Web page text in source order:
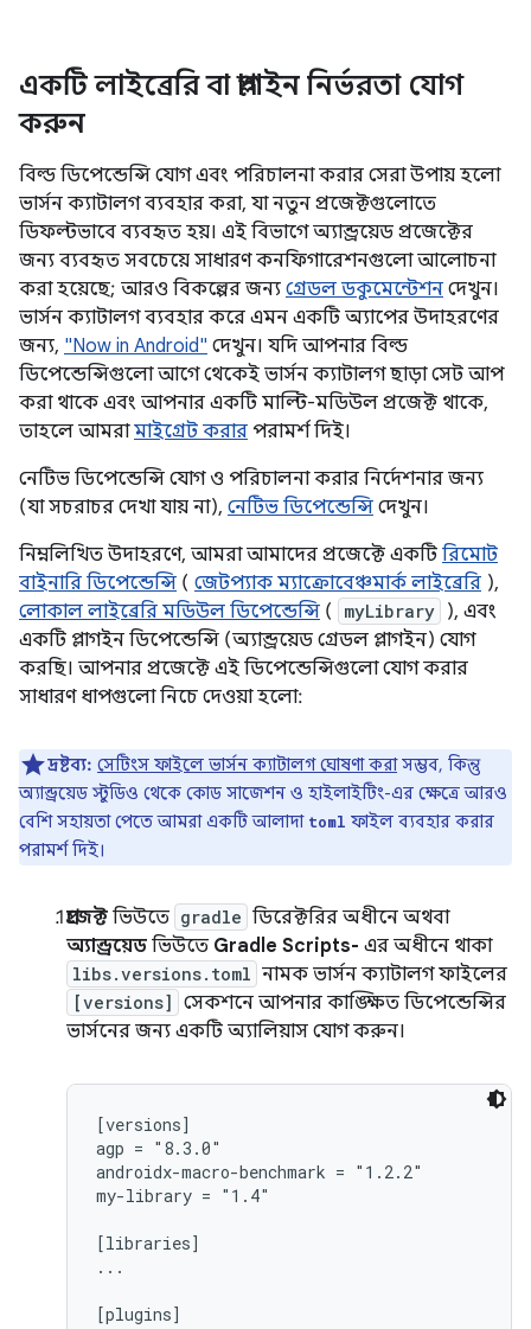
একটি লাইব্রেরি বা প্লাগইন নির্ভরতা যোগ
করুন
বিল্ড ডিপেন্ডেন্সি যোগ এবং পরিচালনা করার সেরা উপায় হলো
ভার্সন ক্যাটালগ ব্যবহার করা, যা নতুন প্রজেক্টগুলোতে
ডিফল্টভাবে ব্যবহৃত হয়। এই বিভাগে অ্যান্ড্রয়েড প্রজেক্টের
জন্য ব্যবহৃত সবচেয়ে সাধারণ কনফিগারেশনগুলো আলোচনা
করা হয়েছে; আরও বিকল্পের জন্য গ্রেডল ডকুমেন্টেশন দেখুন।
ভার্সন ক্যাটালগ ব্যবহার করে এমন একটি অ্যাপের উদাহরণের
জন্য, "Now in Android" দেখুন। যদি আপনার বিল্ড
ডিপেন্ডেন্সিগুলো আগে থেকেই ভার্সন ক্যাটালগ ছাড়া সেট আপ
করা থাকে এবং আপনার একটি মাল্টি-মডিউল প্রজেক্ট থাকে,
তাহলে আমরামাইগ্রেট করার পরামর্শ দিই।
নেটিভ ডিপেন্ডেন্সি যোগ ও পরিচালনা করার নির্দেশনার জন্য
(যা সচরাচর দেখা যায় না), নেটিভ ডিপেন্ডেন্সি দেখুন।
নিম্নলিখিত উদাহরণে, আমরা আমাদের প্রজেক্টে একটি রিমোট
বাইনারি ডিপেন্ডেন্সি ( জেটপ্যাক ম্যাক্রোবেঞ্চমার্ক লাইব্রেরি ),
লোকাল লাইব্রেরি মডিউল ডিপেন্ডেন্সি ( myLibrary ), এবং
একটি প্লাগইন ডিপেন্ডেন্সি (অ্যান্ড্রয়েড গ্রেডল প্লাগইন) যোগ
করছি। আপনার প্রজেক্টে এই ডিপেন্ডেন্সিগুলো যোগ করার
সাধারণ ধাপগুলো নিচে দেওয়া হলো:
দ্রষ্টব্য: সেটিংস ফাইলে ভার্সন ক্যাটালগ ঘোষণা করাসম্ভব, কিন্তু
অ্যান্ড্রয়েড স্টুডিও থেকে কোড সাজেশন ও হাইলাইটিং-এর ক্ষেত্রে আরও
বেশি সহায়তা পেতে আমরা একটি আলাদা toml ফাইল ব্যবহার করার
পরামর্শ দিই।
প্রজেক্ট ভিউতে gradle ডিরেক্টরির অধীনে অথবা
অ্যান্ড্রয়েড ভিউতে Gradle Scripts- এর অধীনে থাকা
libs.versions.toml নামক ভার্সন ক্যাটালগ ফাইলের
[versions] সেকশনে আপনার কাঙ্ক্ষিত ডিপেন্ডেন্সির
ভার্সনের জন্য একটি অ্যালিয়াস যোগ করুন।
[versions]
agp = "8.3.0"
androidx-macro-benchmark = "1.2.2"
my-library = "1.4"
[libraries]
...
[plugins]